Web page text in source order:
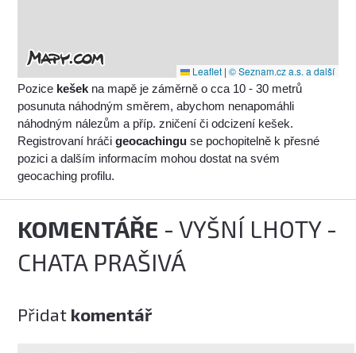
Leaflet | © Seznam.cz a.s. a další
Pozice kešek na mapě je záměrně o cca 10 - 30 metrů
posunuta náhodným směrem, abychom nenapomáhli
náhodným nálezům a příp. zničení či odcizení kešek.
Registrovaní hráčigeocachingu se pochopitelně k přesné
pozici a dalším informacím mohou dostat na svém
geocaching profilu.
KOMENTÁŘE - VYŠNÍ LHOTY -
CHATA PRAŠIVÁ
Přidat komentář